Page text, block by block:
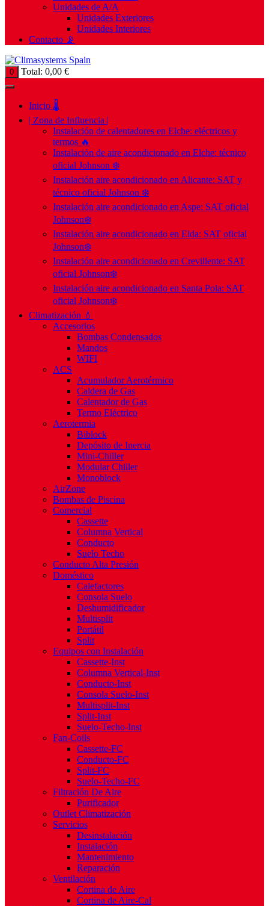
Unidades de A/A
Unidades Exteriores
Unidades Interiores
Contacto 📡
0 Total: 0,00 €
Inicio 🌡️
| Zona de Influencia |
Instalación de calentadores en Elche: eléctricos y
termos 🔥
Instalación de aire acondicionado en Elche: técnico
oficial Johnson ❄️
Instalación aire acondicionado en Alicante: SAT y
técnico oficial Johnson ❄️
Instalación aire acondicionado en Aspe: SAT oficial
Johnson❄️
Instalación aire acondicionado en Elda: SAT oficial
Johnson❄️
Instalación aire acondicionado en Crevillente: SAT
oficial Johnson❄️
Instalación aire acondicionado en Santa Pola: SAT
oficial Johnson❄️
Climatización 💧
Accesorios
Bombas Condensados
Mandos
WIFI
ACS
Acumulador Aerotérmico
Caldera de Gas
Calentador de Gas
Termo Eléctrico
Aerotermia
Biblock
Depósito de Inercia
Mini-Chiller
Modular Chiller
Monoblock
AirZone
Bombas de Piscina
Comercial
Cassette
Columna Vertical
Conducto
Suelo Techo
Conducto Alta Presión
Doméstico
Calefactores
Consola Suelo
Deshumidificador
Multisplit
Portátil
Split
Equipos con Instalación
Cassette-Inst
Columna Vertical-Inst
Conducto-Inst
Consola Suelo-Inst
Multisplit-Inst
Split-Inst
Suelo-Techo-Inst
Fan-Coils
Cassette-FC
Conducto-FC
Split-FC
Suelo-Techo-FC
Filtración De Aire
Purificador
Outlet Climatización
Servicios
Desinstalación
Instalación
Mantenimiento
Reparación
Ventilación
Cortina de Aire
Cortina de Aire-Cal